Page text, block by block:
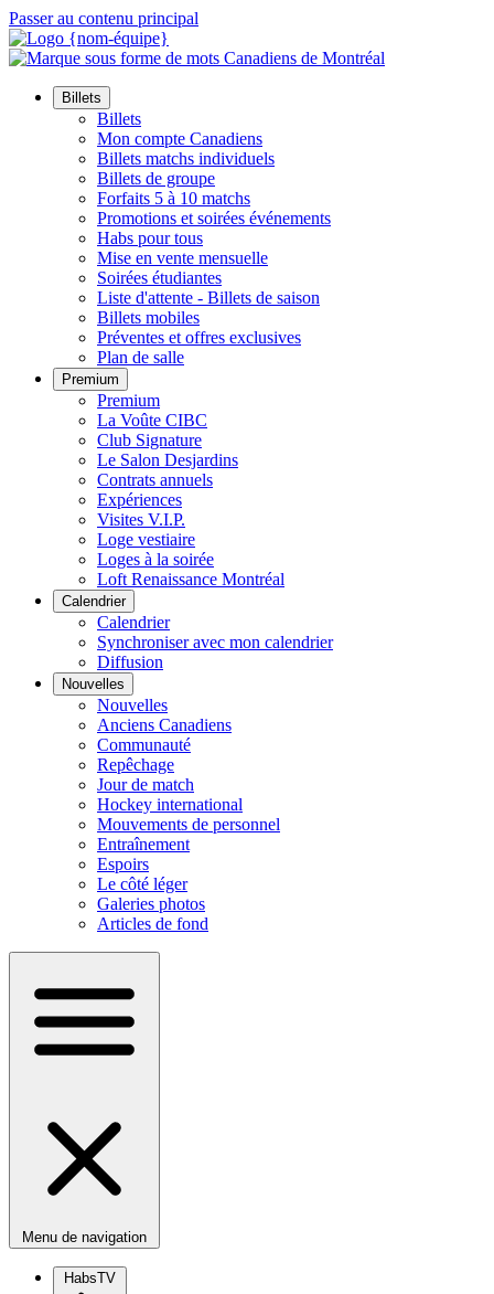
Passer au contenu principal
Billets
Billets
Mon compte Canadiens
Billets matchs individuels
Billets de groupe
Forfaits 5 à 10 matchs
Promotions et soirées événements
Habs pour tous
Mise en vente mensuelle
Soirées étudiantes
Liste d'attente - Billets de saison
Billets mobiles
Préventes et offres exclusives
Plan de salle
Premium
Premium
La Voûte CIBC
Club Signature
Le Salon Desjardins
Contrats annuels
Expériences
Visites V.I.P.
Loge vestiaire
Loges à la soirée
Loft Renaissance Montréal
Calendrier
Calendrier
Synchroniser avec mon calendrier
Diffusion
Nouvelles
Nouvelles
Anciens Canadiens
Communauté
Repêchage
Jour de match
Hockey international
Mouvements de personnel
Entraînement
Espoirs
Le côté léger
Galeries photos
Articles de fond
Menu de navigation
HabsTV